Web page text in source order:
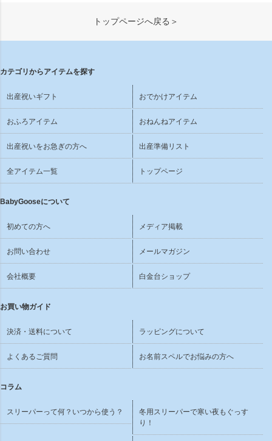
トップページへ戻る＞
カテゴリからアイテムを探す
出産祝いギフト おでかけアイテム
おふろアイテム おねんねアイテム
出産祝いをお急ぎの方へ 出産準備リスト
全アイテム一覧 トップページ
BabyGooseについて
初めての方へ メディア掲載
お問い合わせ メールマガジン
会社概要 白金台ショップ
お買い物ガイド
決済・送料について ラッピングについて
よくあるご質問 お名前スペルでお悩みの方へ
コラム
スリーパーって何？いつから使う？
冬用スリーパーで寒い夜もぐっす
り！